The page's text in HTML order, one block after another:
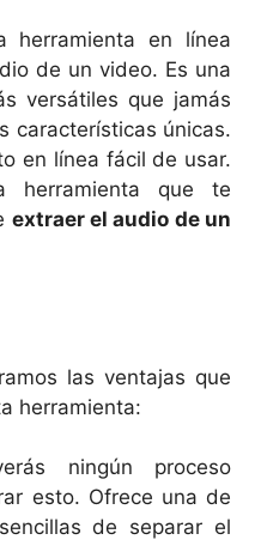
herramienta en línea
de un video. Es una
versátiles que jamás
características únicas.
en línea fácil de usar.
herramienta que te
extraer el audio de un
las ventajas que
herramienta:
ningún proceso
esto. Ofrece una de
de separar el